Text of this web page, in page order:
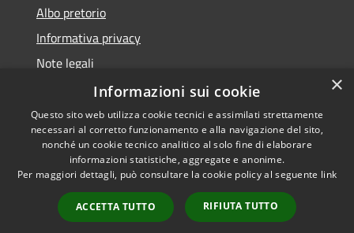
Albo pretorio
Informativa privacy
Note legali
Dichiarazione di accessibilità
RSS
Accessibilità
Copyright © 2026 • Comune di
Alta Val Tidone • Powered by
Municipium•
Accesso
redazione
×
Informazioni sui cookie
Questo sito web utilizza cookie tecnici e assimilati strettamente
necessari al corretto funzionamento e alla navigazione del sito,
nonché un cookie tecnico analitico al solo fine di elaborare
informazioni statistiche, aggregate e anonime.
Per maggiori dettagli, può consultare la cookie policy al seguente link
ACCETTA TUTTO RIFIUTA TUTTO